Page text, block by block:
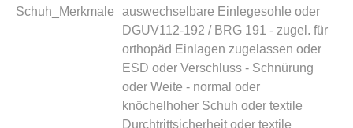
Schuh_Merkmale
auswechselbare Einlegesohle oder
DGUV112-192 / BRG 191 - zugel. für
orthopäd Einlagen zugelassen oder
ESD oder Verschluss - Schnürung
oder Weite - normal oder
knöchelhoher Schuh oder textile
Durchtrittsicherheitoder textile